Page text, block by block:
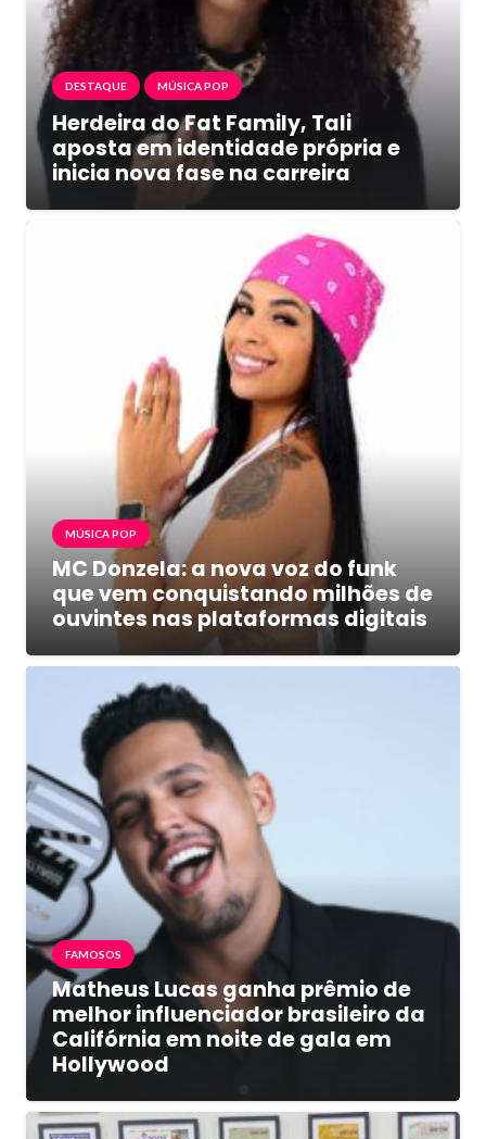
DESTAQUE MÚSICA POP
Herdeira do Fat Family, Tali
aposta em identidade própria e
inicia nova fase na carreira
MÚSICA POP
MC Donzela: a nova voz do funk
que vem conquistando milhões de
ouvintes nas plataformas digitais
FAMOSOS
Matheus Lucas ganha prêmio de
melhor influenciador brasileiro da
Califórnia em noite de gala em
Hollywood